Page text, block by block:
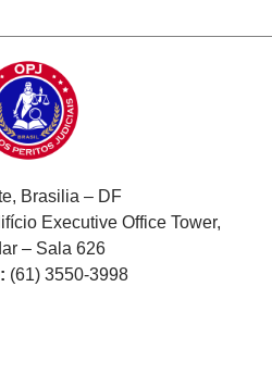
Brasilia – DF
Executive Office Tower,
– Sala 626
(61) 3550-3998